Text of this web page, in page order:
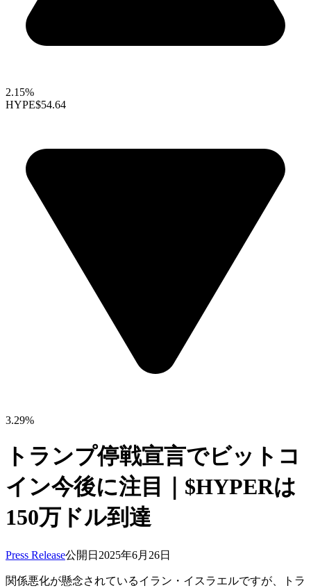
2.15%
HYPE$54.64
3.29%
トランプ停戦宣言でビットコ
イン今後に注目｜$HYPERは
150万ドル到達
Press Release公開日 2025年6月26日
関係悪化が懸念されているイラン・イスラエルですが、トラ